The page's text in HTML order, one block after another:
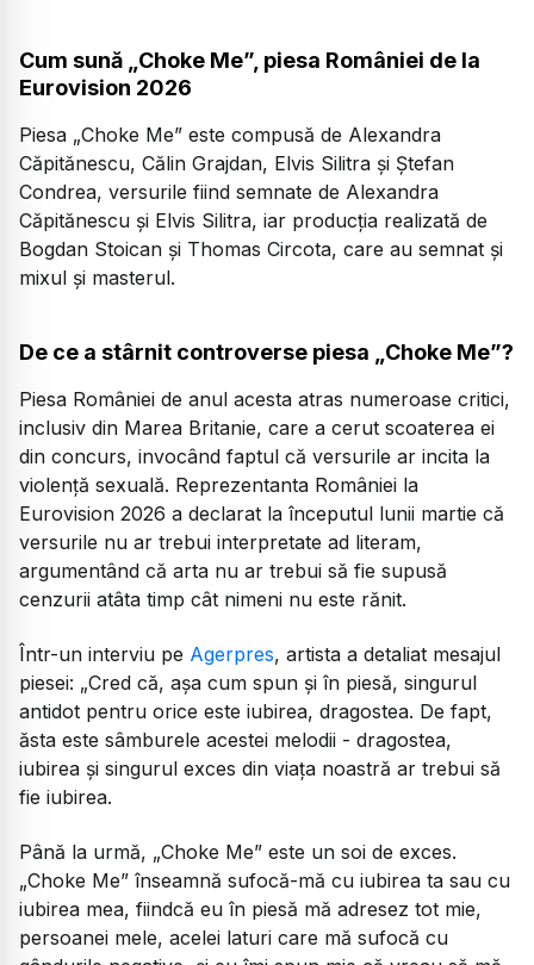
Cum sună „Choke Me”, piesa României de la
Eurovision 2026
Piesa „Choke Me” este compusă de Alexandra
Căpitănescu, Călin Grajdan, Elvis Silitra și Ștefan
Condrea, versurile fiind semnate de Alexandra
Căpitănescu și Elvis Silitra, iar producția realizată de
Bogdan Stoican și Thomas Circota, care au semnat și
mixul și masterul.
De ce a stârnit controverse piesa „Choke Me”?
Piesa României de anul acesta atras numeroase critici,
inclusiv din Marea Britanie, care a cerut scoaterea ei
din concurs, invocând faptul că versurile ar incita la
violență sexuală. Reprezentanta României la
Eurovision 2026 a declarat la începutul lunii martie că
versurile nu ar trebui interpretate ad literam,
argumentând că arta nu ar trebui să fie supusă
cenzurii atâta timp cât nimeni nu este rănit.
Într-un interviu pe Agerpres, artista a detaliat mesajul
piesei: „Cred că, așa cum spun și în piesă, singurul
antidot pentru orice este iubirea, dragostea. De fapt,
ăsta este sâmburele acestei melodii - dragostea,
iubirea și singurul exces din viața noastră ar trebui să
fie iubirea.
Până la urmă, „Choke Me” este un soi de exces.
„Choke Me” înseamnă sufocă-mă cu iubirea ta sau cu
iubirea mea, fiindcă eu în piesă mă adresez tot mie,
persoanei mele, acelei laturi care mă sufocă cu